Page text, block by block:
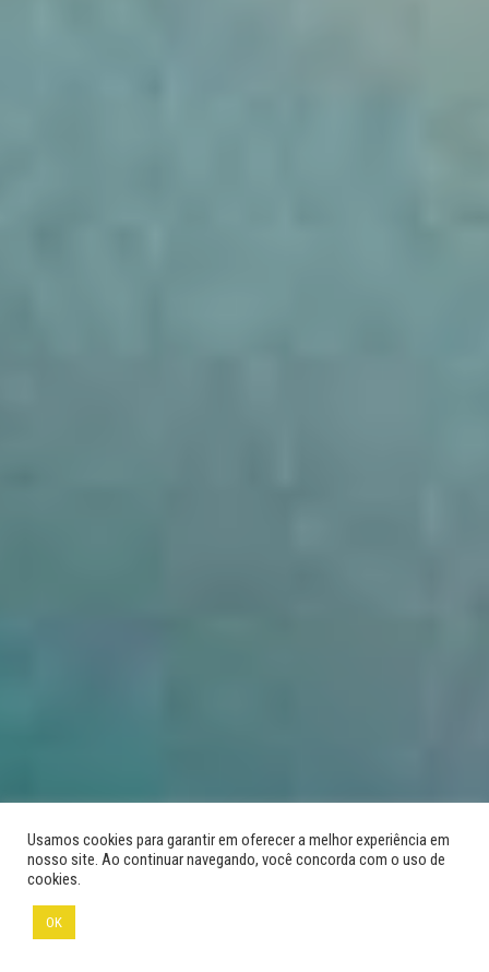
Usamos cookies para garantir em oferecer a melhor experiência em
nosso site. Ao continuar navegando, você concorda com o uso de
cookies.
OK